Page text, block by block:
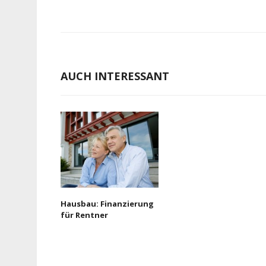
AUCH INTERESSANT
Hausbau: Finanzierung
für Rentner